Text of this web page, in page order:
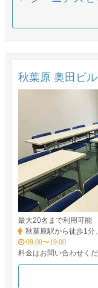
秋葉原 奥田ビ
最大20名まで利用可能
秋葉原駅から徒歩1分
09:00〜19:00
料金はお問い合わせく